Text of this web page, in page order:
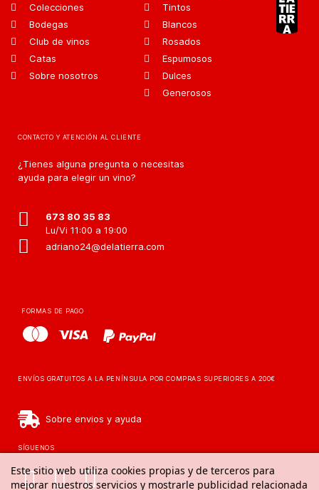
Este sitio web utiliza cookies propias y de terceros para
mejorar nuestros servicios y mostrarle publicidad relacionada
Colecciones
Bodegas
Club de vinos
Catas
Sobre nosotros
Tintos
Blancos
Rosados
Espumosos
Dulces
Generosos
CONTACTO Y ATENCIÓN AL CLIENTE
¿Tienes alguna pregunta o necesitas
ayuda para elegir un vino?
673 80 35 83
Lu/Vi 11:00 a 19:00
adriano24@delatierra.com
FORMAS DE PAGO
ENVÍOS GRATUITOS A LA PENÍNSULA POR COMPRAS SUPERIORES A 200€
Sobre envios y ayuda
SÍGUENOS